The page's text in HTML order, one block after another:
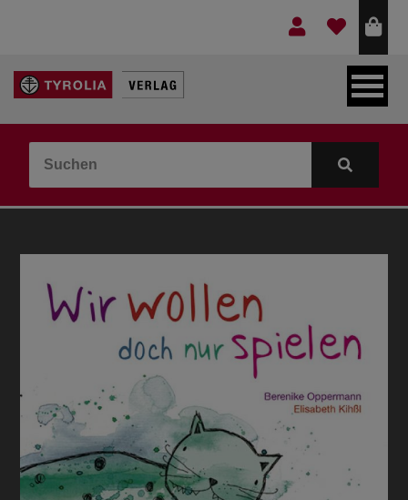
LEBEN & GLAUBE
KINDER- & JUGENDBUCH
IDEEN & BEGLEITMATERIAL